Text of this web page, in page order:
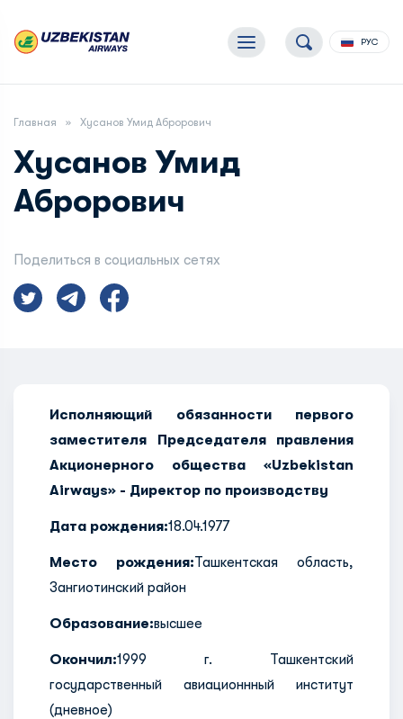
РУС
Главная Хусанов Умид Аброрович
Хусанов Умид
Аброрович
Поделиться в социальных сетях
Исполняющий обязанности первого
заместителя Председателя правления
Акционерного общества «Uzbekistan
Airways» - Директор по производству
Дата рождения:18.04.1977
Место рождения:Ташкентская область,
Зангиотинский район
Образование:высшее
Окончил:1999 г. Ташкентский
государственный авиационнный институт
(дневное)